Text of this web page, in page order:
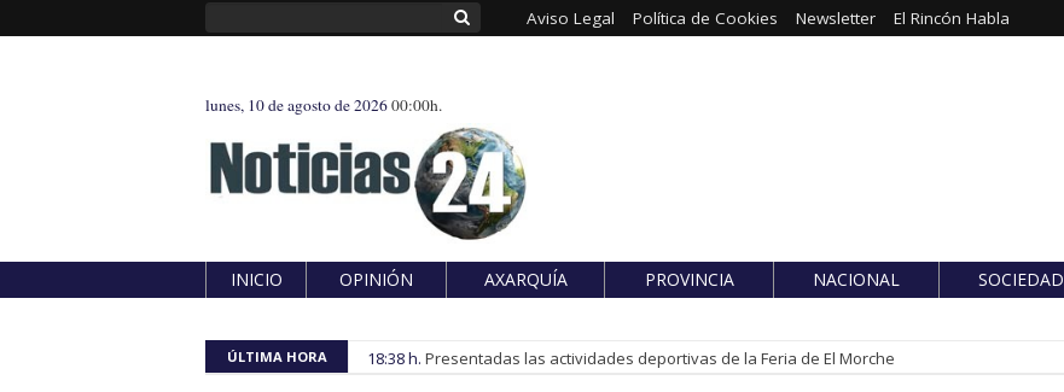
Aviso Legal Política de Cookies Newsletter El Rincón Habla
lunes, 10 de agosto de 202600:00h.
INICIO OPINIÓN AXARQUÍA PROVINCIA NACIONAL SOCIEDAD
ÚLTIMA HORA 18:38 h. Presentadas las actividades deportivas de la Feria de El Morche